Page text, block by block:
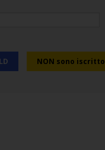
NON sono iscritto